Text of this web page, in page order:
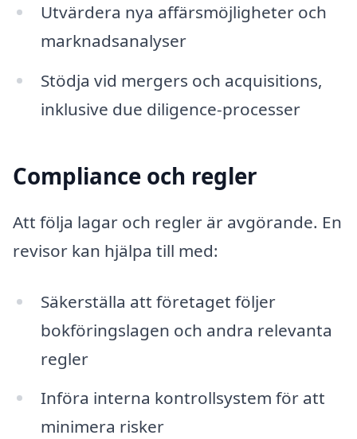
Utvärdera nya affärsmöjligheter och
marknadsanalyser
Stödja vid mergers och acquisitions,
inklusive due diligence-processer
Compliance och regler
Att följa lagar och regler är avgörande. En
revisor kan hjälpa till med:
Säkerställa att företaget följer
bokföringslagen och andra relevanta
regler
Införa interna kontrollsystem för att
minimera risker